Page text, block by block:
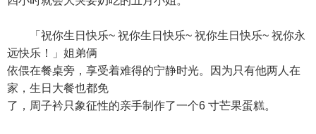
「祝你生日快乐~ 祝你生日快乐~ 祝你生日快乐~ 祝你永
远快乐！」姐弟俩
依偎在餐桌旁，享受着难得的宁静时光。因为只有他两人在
家，生日大餐也都免
了，周子衿只象征性的亲手制作了一个6 寸芒果蛋糕。